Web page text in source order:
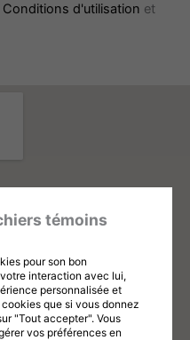
Conditions d'utilisation et
témoins
pour son bon
interaction avec lui,
personnalisée et
que si vous donnez
"Tout accepter". Vous
vos préférences en